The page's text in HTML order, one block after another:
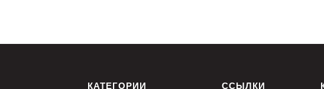
КАТЕГОРИИ ССЫЛКИ